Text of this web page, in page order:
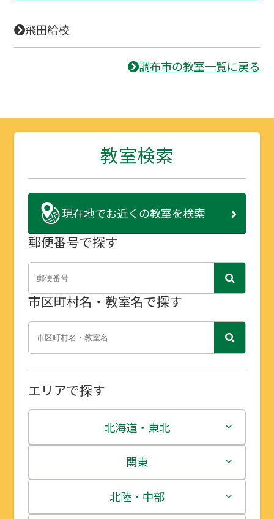
飛田給校
調布市の教室一覧に戻る
教室検索
現在地でお近くの教室を検索
郵便番号で探す
市区町村名・教室名で探す
エリアで探す
北海道・東北
北海道
青森県
関東
茨城県
北陸・中部